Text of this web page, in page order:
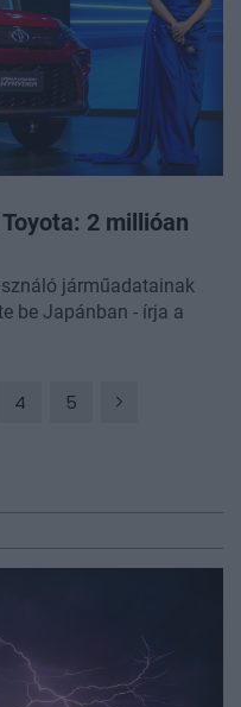
2 millióan
járműadatainak
be Japánban - írja a
4 5